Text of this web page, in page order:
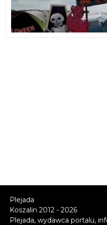
Plejada
Koszalin 2012 - 2026
Plejada, wydawca portalu,